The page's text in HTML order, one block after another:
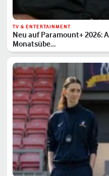
TV & ENTERTAINMENT
Neu auf Paramount+ 2026:
Monatsübe…